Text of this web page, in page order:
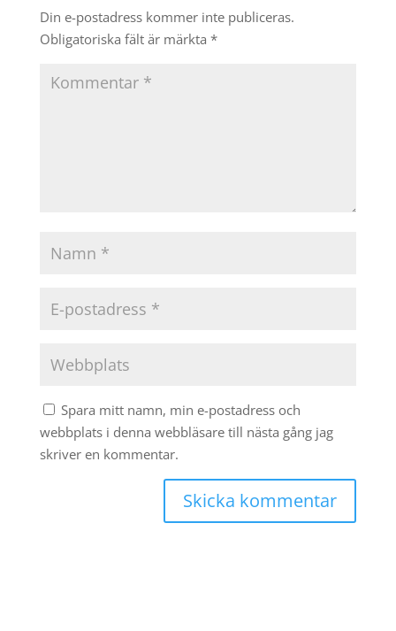
Din e-postadress kommer inte publiceras.
Obligatoriska fält är märkta *
Spara mitt namn, min e-postadress och
webbplats i denna webbläsare till nästa gång jag
skriver en kommentar.